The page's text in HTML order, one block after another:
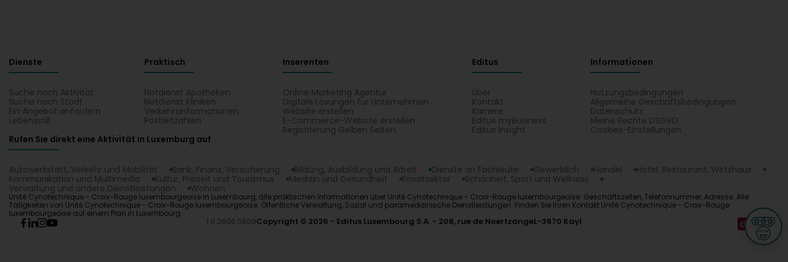
Dienste
Suche nach Aktivität
Suche nach Stadt
Ein Angebot anfordern
Lebensstill
Praktisch
Notdienst Apotheken
Notdienst Kliniken
Verkehrsinformationen
Postleitzahlen
Inserenten
Online Marketing Agentur
Digitale Lösungen für Unternehmen
Website erstellen
E-Commerce-Website erstellen
Registrierung Gelben Seiten
Editus
Über
Kontakt
Karriere
Editus myBusiness
Editus Insight
Informationen
Nutzungsbedingungen
Allgemeine Geschäftsbedingungen
Datenschutz
Meine Rechte DSGVO
Cookies-Einstellungen
Rufen Sie direkt eine Aktivität in Luxemburg auf
Autowerkstatt, Verkehr und Mobilität Bank, Finanz, Versicherung Bildung, Ausbildung und Arbeit Dienste an Fachleute Gewerblich Handel
Hotel, Restaurant, Wirtshaus
Kommunikation und Multimedia
Kultur, Freizeit und Tourismus Medizin und Gesundheit Privatsektor
Schönheit, Sport und Wellness
Verwaltung und andere Dienstleistungen
Wohnen
Unité Cynotechnique - Croix-Rouge luxembourgeoise in Luxembourg, alle praktischen Informationen über Unité Cynotechnique - Croix-Rouge luxembourgeoise: Geschäftszeiten, Telefonnummer, Adresse. Alle
Tätigkeiten von Unité Cynotechnique - Croix-Rouge luxembourgeoise: Öffentliche Verwaltung, Sozial und paramedizinische Dienstleistungen. Finden Sie Ihren Kontakt Unité Cynotechnique - Croix-Rouge
luxembourgeoise auf einem Plan in Luxembourg.
1.0.2606.0809Copyright © 2026 Editus Luxembourg S.A. 208, rue de NoertzangeL-3670 Kayl